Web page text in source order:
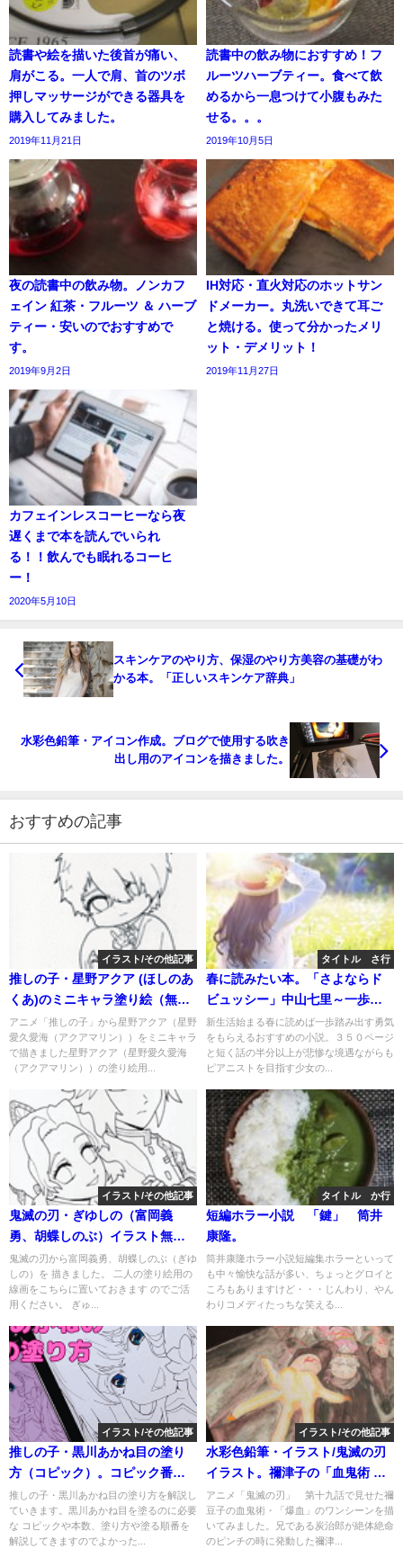
読書や絵を描いた後首が痛い、
肩がこる。一人で肩、首のツボ
押しマッサージができる器具を
購入してみました。
2019年11月21日
読書中の飲み物におすすめ！フ
ルーツハーブティー。食べて飲
めるから一息つけて小腹もみた
せる。。。
2019年10月5日
夜の読書中の飲み物。ノンカフ
ェイン 紅茶・フルーツ ＆ ハーブ
ティー・安いのでおすすめで
す。
2019年9月2日
IH対応・直火対応のホットサン
ドメーカー。丸洗いできて耳ご
と焼ける。使って分かったメリ
ット・デメリット！
2019年11月27日
カフェインレスコーヒーなら夜
遅くまで本を読んでいられ
る！！飲んでも眠れるコーヒ
ー！
2020年5月10日
スキンケアのやり方、保湿のやり方美容の基礎がわ
かる本。「正しいスキンケア辞典」
水彩色鉛筆・アイコン作成。ブログで使用する吹き
出し用のアイコンを描きました。
おすすめの記事
イラスト/その他記事
推しの子・星野アクア (ほしのあ
くあ)のミニキャラ塗り絵（無
料）。印刷、ダウンロードして
アビスペイントで塗り絵。線画
をなぞって描き方の練習にも。
アニメ「推しの子」から星野アクア（星野
愛久愛海（アクアマリン））をミニキャラ
で描きました星野アクア（星野愛久愛海
（アクアマリン））の塗り絵用...
タイトル さ行
春に読みたい本。「さよならド
ビュッシー」中山七里～一歩踏
み出す勇気をもらえるおすすめ
の小説。
新生活始まる春に読めば一歩踏み出す勇気
をもらえるおすすめの小説。３５０ページ
と短く話の半分以上が悲惨な境遇ながらも
ピアニストを目指す少女の...
イラスト/その他記事
鬼滅の刃・ぎゆしの（富岡義
勇、胡蝶しのぶ）イラスト無料
塗り絵。印刷、ダウンロードし
てアビスペイントで塗り絵もで
きます。
鬼滅の刃から富岡義勇、胡蝶しのぶ（ぎゆ
しの）を 描きました。 二人の塗り絵用の
線画をこちらに置いておきます のでご活
用ください。 ぎゅ...
タイトル か行
短編ホラー小説 「鍵」 筒井
康隆。
筒井康隆ホラー小説短編集ホラーといって
も中々愉快な話が多い、ちょっとグロイと
ころもありますけど・・・じんわり、やん
わりコメディたっちな笑える...
イラスト/その他記事
推しの子・黒川あかね目の塗り
方（コピック）。コピック番号
（色）、塗り方、順番を解説。
解説動画付き。
推しの子・黒川あかね目の塗り方を解説し
ていきます。黒川あかね目を塗るのに必要
な コピックや本数、塗り方や塗る順番を
解説してきますのでよかった...
イラスト/その他記事
水彩色鉛筆・イラスト/鬼滅の刃
イラスト。禰津子の「血鬼術 爆
血」のシーンを描いてみまし
た。
アニメ「鬼滅の刃」 第十九話で見せた禰
豆子の血鬼術・「爆血」のワンシーンを描
いてみました。兄である炭治郎が絶体絶命
のピンチの時に発動した禰津...